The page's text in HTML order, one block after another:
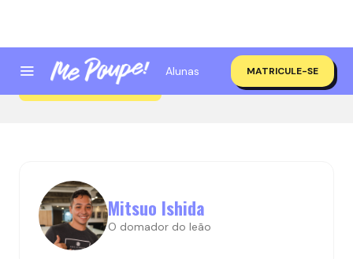
Alunas MATRICULE-SE
Mitsuo Ishida
Mitsuo Ishida
O domador do leão